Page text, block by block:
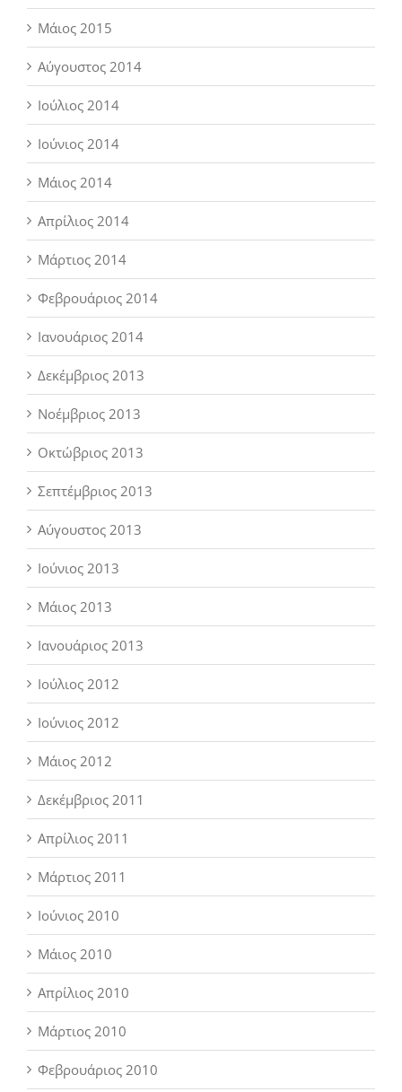
Μάιος 2015
Αύγουστος 2014
Ιούλιος 2014
Ιούνιος 2014
Μάιος 2014
Απρίλιος 2014
Μάρτιος 2014
Φεβρουάριος 2014
Ιανουάριος 2014
Δεκέμβριος 2013
Νοέμβριος 2013
Οκτώβριος 2013
Σεπτέμβριος 2013
Αύγουστος 2013
Ιούνιος 2013
Μάιος 2013
Ιανουάριος 2013
Ιούλιος 2012
Ιούνιος 2012
Μάιος 2012
Δεκέμβριος 2011
Απρίλιος 2011
Μάρτιος 2011
Ιούνιος 2010
Μάιος 2010
Απρίλιος 2010
Μάρτιος 2010
Φεβρουάριος 2010